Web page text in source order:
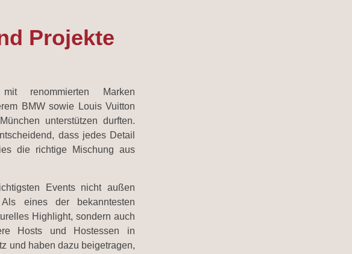
Projekte
renommierten Marken
BMW sowie Louis Vuitton
unterstützen durften.
dass jedes Detail
die richtige Mischung aus
Events nicht außen
eines der bekanntesten
Highlight, sondern auch
Hosts und Hostessen in
und haben dazu beigetragen,